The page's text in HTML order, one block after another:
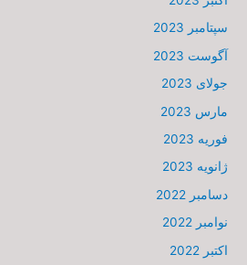
سپتامبر 2023
آگوست 2023
جولای 2023
مارس 2023
فوریه 2023
ژانویه 2023
دسامبر 2022
نوامبر 2022
اکتبر 2022